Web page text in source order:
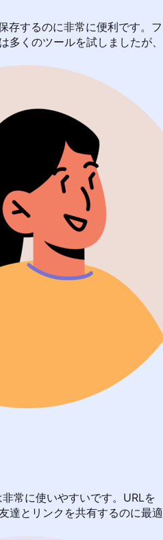
存するのに非常に便利です。フ
多くのツールを試しましたが、
常に使いやすいです。URLを
達とリンクを共有するのに最適